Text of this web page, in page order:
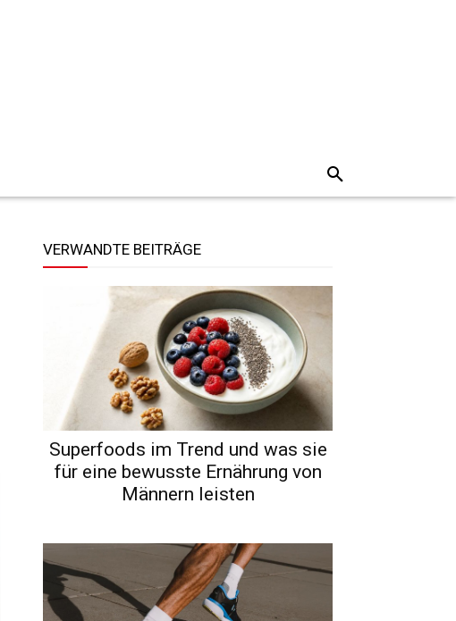
VERWANDTE BEITRÄGE
Superfoods im Trend und was sie
für eine bewusste Ernährung von
Männern leisten